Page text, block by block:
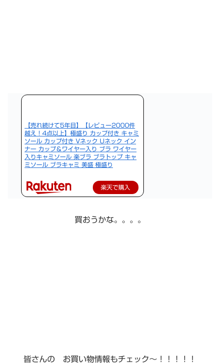
【売れ続けて5年目】【レビュー2000件
越え！4点以上】極盛り カップ付き キャミ
ソール カップ付き Vネック Uネック イン
ナー カップ＆ワイヤー入り ブラ ワイヤー
入りキャミソール 楽ブラ ブラトップ キャ
ミソール ブラキャミ 美盛 極盛り
楽天で購入
買おうかな。。。。
皆さんの お買い物情報もチェック〜！！！！！